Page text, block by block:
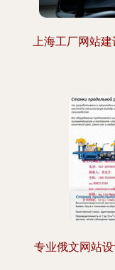
上海工厂网站
专业俄文网站